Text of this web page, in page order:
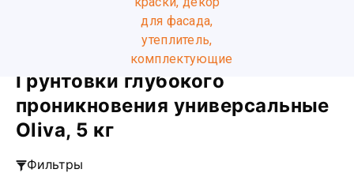
Грунтовки глубокого проникновения
Грунтовки глубокого
проникновения универсальные
Oliva, 5 кг
Фильтры